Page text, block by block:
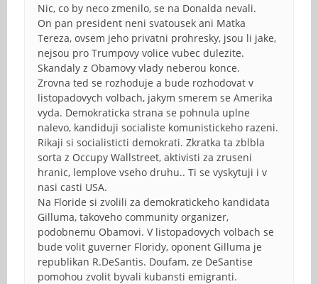
Nic, co by neco zmenilo, se na Donalda nevali.
On pan president neni svatousek ani Matka
Tereza, ovsem jeho privatni prohresky, jsou li jake,
nejsou pro Trumpovy volice vubec dulezite.
Skandaly z Obamovy vlady neberou konce.
Zrovna ted se rozhoduje a bude rozhodovat v
listopadovych volbach, jakym smerem se Amerika
vyda. Demokraticka strana se pohnula uplne
nalevo, kandiduji socialiste komunistickeho razeni.
Rikaji si socialisticti demokrati. Zkratka ta zblbla
sorta z Occupy Wallstreet, aktivisti za zruseni
hranic, lemplove vseho druhu.. Ti se vyskytuji i v
nasi casti USA.
Na Floride si zvolili za demokratickeho kandidata
Gilluma, takoveho community organizer,
podobnemu Obamovi. V listopadovych volbach se
bude volit guverner Floridy, oponent Gilluma je
republikan R.DeSantis. Doufam, ze DeSantise
pomohou zvolit byvali kubansti emigranti.